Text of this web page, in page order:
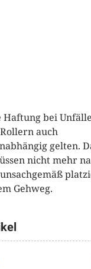
Haftung bei
auch
gelten.
nicht mehr
Gehweg.